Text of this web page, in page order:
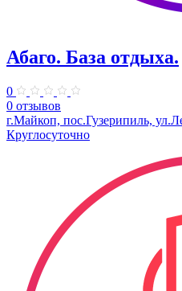
Абаго. База отдыха.
0
0 отзывов
г.Майкоп, пос.Гузерипиль,
Круглосуточно